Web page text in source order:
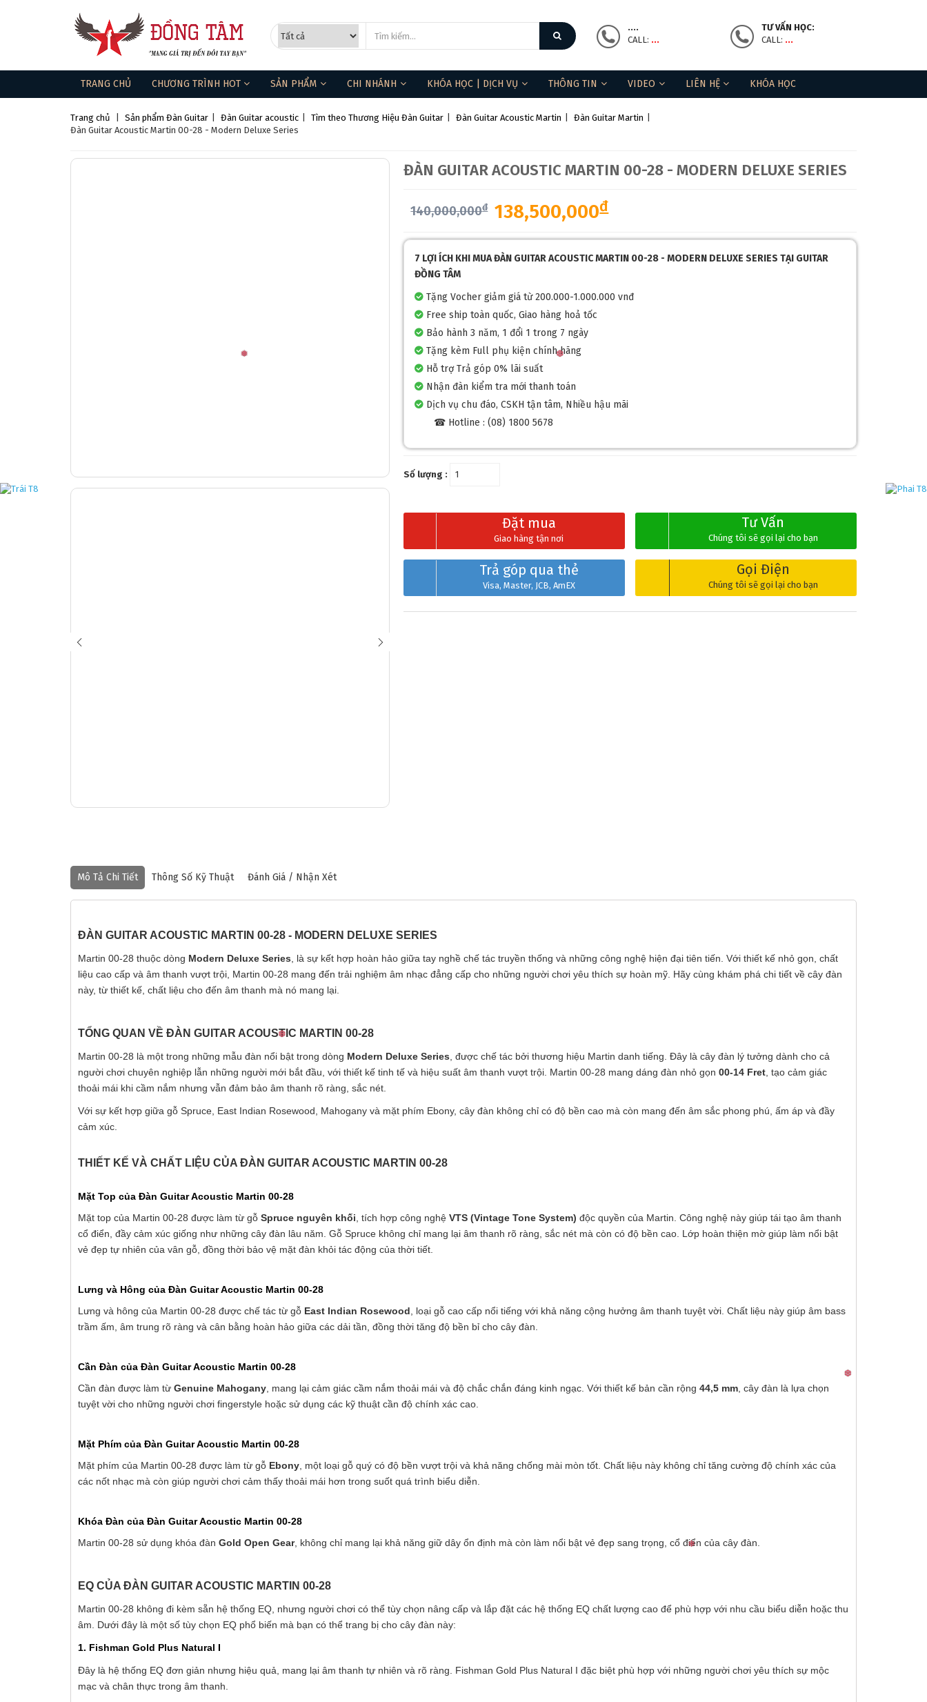
....
CALL: ...
TƯ VẤN HỌC:
CALL: ...
TRANG CHỦ CHƯƠNG TRÌNH HOT SẢN PHẨM CHI NHÁNH KHÓA HỌC | DỊCH VỤ THÔNG TIN VIDEO LIÊN HỆ KHÓA HỌC
❆
Trang chủ Sản phẩm Đàn Guitar Đàn Guitar acoustic Tìm theo Thương Hiệu Đàn Guitar Đàn Guitar Acoustic Martin Đàn Guitar Martin
Đàn Guitar Acoustic Martin 00-28 - Modern Deluxe Series
ĐÀN GUITAR ACOUSTIC MARTIN 00-28 - MODERN DELUXE SERIES
140,000,000đ 138,500,000đ
7 LỢI ÍCH KHI MUA ĐÀN GUITAR ACOUSTIC MARTIN 00-28 - MODERN DELUXE SERIES TẠI GUITAR
ĐỒNG TÂM
Tặng Vocher giảm giá từ 200.000-1.000.000 vnđ
Free ship toàn quốc, Giao hàng hoả tốc
Bảo hành 3 năm, 1 đổi 1 trong 7 ngày
Tặng kèm Full phụ kiện chính hãng
Hỗ trợ Trả góp 0% lãi suất
Nhận đàn kiểm tra mới thanh toán
Dịch vụ chu đáo, CSKH tận tâm, Nhiều hậu mãi
☎ Hotline : (08) 1800 5678
Số lượng :
Đặt mua
Giao hàng tận nơi
Tư Vấn
Chúng tôi sẽ gọi lại cho bạn
Trả góp qua thẻ
Visa, Master, JCB, AmEX
Gọi Điện
Chúng tôi sẽ gọi lại cho bạn
Mô Tả Chi Tiết Thông Số Kỹ Thuật Đánh Giá / Nhận Xét
ĐÀN GUITAR ACOUSTIC MARTIN 00-28 - MODERN DELUXE SERIES
Martin 00-28 thuộc dòng Modern Deluxe Series , là sự kết hợp hoàn hảo giữa tay nghề chế tác truyền thống và những công nghệ hiện đại tiên tiến. Với thiết kế nhỏ gọn, chất
liệu cao cấp và âm thanh vượt trội, Martin 00-28 mang đến trải nghiệm âm nhạc đẳng cấp cho những người chơi yêu thích sự hoàn mỹ. Hãy cùng khám phá chi tiết về cây đàn
này, từ thiết kế, chất liệu cho đến âm thanh mà nó mang lại.
TỔNG QUAN VỀ ĐÀN GUITAR ACOUSTIC MARTIN 00-28
Martin 00-28 là một trong những mẫu đàn nổi bật trong dòng Modern Deluxe Series , được chế tác bởi thương hiệu Martin danh tiếng. Đây là cây đàn lý tưởng dành cho cả
người chơi chuyên nghiệp lẫn những người mới bắt đầu, với thiết kế tinh tế và hiệu suất âm thanh vượt trội. Martin 00-28 mang dáng đàn nhỏ gọn 00-14 Fret , tạo cảm giác
thoải mái khi cầm nắm nhưng vẫn đảm bảo âm thanh rõ ràng, sắc nét.
Với sự kết hợp giữa gỗ Spruce, East Indian Rosewood, Mahogany và mặt phím Ebony, cây đàn không chỉ có độ bền cao mà còn mang đến âm sắc phong phú, ấm áp và đầy
cảm xúc.
THIẾT KẾ VÀ CHẤT LIỆU CỦA ĐÀN GUITAR ACOUSTIC MARTIN 00-28
Mặt Top của Đàn Guitar Acoustic Martin 00-28
Mặt top của Martin 00-28 được làm từ gỗ Spruce nguyên khối , tích hợp công nghệ VTS (Vintage Tone System) độc quyền của Martin. Công nghệ này giúp tái tạo âm thanh
cổ điển, đầy cảm xúc giống như những cây đàn lâu năm. Gỗ Spruce không chỉ mang lại âm thanh rõ ràng, sắc nét mà còn có độ bền cao. Lớp hoàn thiện mờ giúp làm nổi bật
vẻ đẹp tự nhiên của vân gỗ, đồng thời bảo vệ mặt đàn khỏi tác động của thời tiết.
Lưng và Hông của Đàn Guitar Acoustic Martin 00-28
Lưng và hông của Martin 00-28 được chế tác từ gỗ East Indian Rosewood , loại gỗ cao cấp nổi tiếng với khả năng cộng hưởng âm thanh tuyệt vời. Chất liệu này giúp âm bass
trầm ấm, âm trung rõ ràng và cân bằng hoàn hảo giữa các dải tần, đồng thời tăng độ bền bỉ cho cây đàn.
Cần Đàn của Đàn Guitar Acoustic Martin 00-28
Cần đàn được làm từ Genuine Mahogany , mang lại cảm giác cầm nắm thoải mái và độ chắc chắn đáng kinh ngạc. Với thiết kế bản cần rộng 44,5 mm , cây đàn là lựa chọn
tuyệt vời cho những người chơi fingerstyle hoặc sử dụng các kỹ thuật cần độ chính xác cao.
Mặt Phím của Đàn Guitar Acoustic Martin 00-28
Mặt phím của Martin 00-28 được làm từ gỗ Ebony , một loại gỗ quý có độ bền vượt trội và khả năng chống mài mòn tốt. Chất liệu này không chỉ tăng cường độ chính xác của
các nốt nhạc mà còn giúp người chơi cảm thấy thoải mái hơn trong suốt quá trình biểu diễn.
Khóa Đàn của Đàn Guitar Acoustic Martin 00-28
Martin 00-28 sử dụng khóa đàn Gold Open Gear, không chỉ mang lại khả năng giữ dây ổn định mà còn làm nổi bật vẻ đẹp sang trọng, cổ điển của cây đàn.
EQ CỦA ĐÀN GUITAR ACOUSTIC MARTIN 00-28
Martin 00-28 không đi kèm sẵn hệ thống EQ, nhưng người chơi có thể tùy chọn nâng cấp và lắp đặt các hệ thống EQ chất lượng cao để phù hợp với nhu cầu biểu diễn hoặc thu
âm. Dưới đây là một số tùy chọn EQ phổ biến mà bạn có thể trang bị cho cây đàn này:
1. Fishman Gold Plus Natural I
Đây là hệ thống EQ đơn giản nhưng hiệu quả, mang lại âm thanh tự nhiên và rõ ràng. Fishman Gold Plus Natural I đặc biệt phù hợp với những người chơi yêu thích sự mộc
mạc và chân thực trong âm thanh.